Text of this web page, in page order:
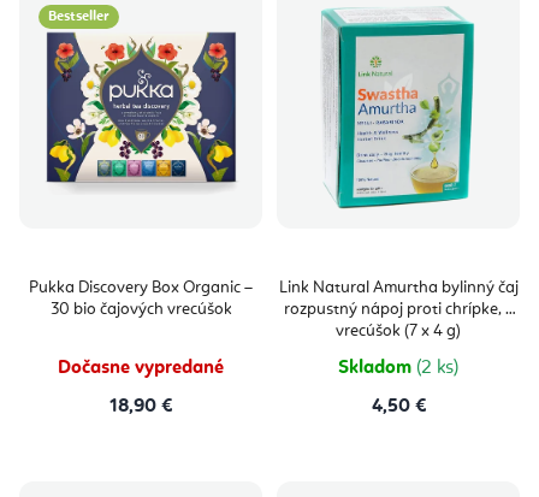
Bestseller
Pukka Discovery Box Organic –
30 bio čajových vrecúšok
Dočasne vypredané
18,90 €
Link Natural Amurtha bylinný čaj
rozpustný nápoj proti chrípke, 7
vrecúšok (7 x 4 g)
Skladom (2 ks)
4,50 €